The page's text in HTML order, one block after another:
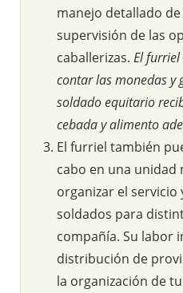
manejo detallado
supervisión de las
caballerizas. El
contar las monedas y
soldado equitario
cebada y alimento
El furriel también
cabo en una unidad
organizar el
soldados para
compañía. Su labor
distribución de
la organización de